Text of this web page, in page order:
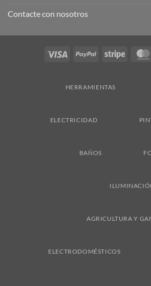
Contacte con nosotros
Visa PayPal Stripe
HERRAMIENTAS
ELECTRICIDAD
BAÑOS
AGRICULTURA Y
ELECTRODOMÉSTICOS